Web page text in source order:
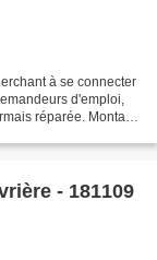
à se connecter
d'emploi,
réparée. Montant
- 181109